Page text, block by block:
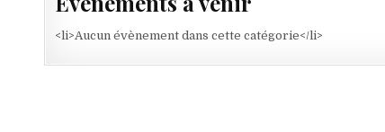
<li>Aucun évènement dans cette catégorie</li>